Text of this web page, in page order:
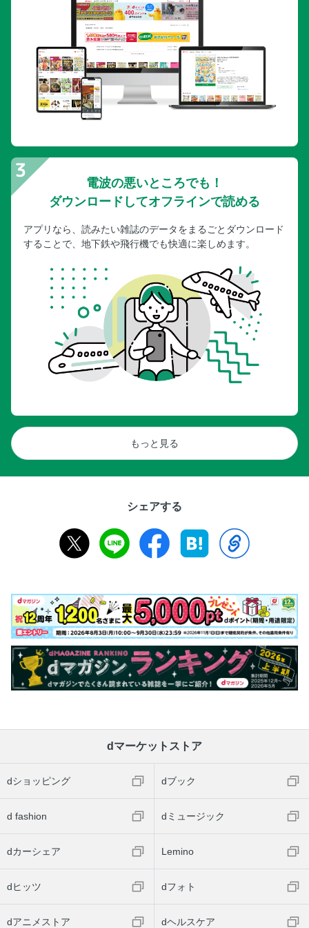
電波の悪いところでも！
ダウンロードしてオフラインで読める
アプリなら、読みたい雑誌のデータをまるごとダウンロード
することで、地下鉄や飛行機でも快適に楽しめます。
もっと見る
シェアする
dマーケットストア
dショッピング dブック
d fashion dミュージック
dカーシェア Lemino
dヒッツ dフォト
dアニメストア dヘルスケア